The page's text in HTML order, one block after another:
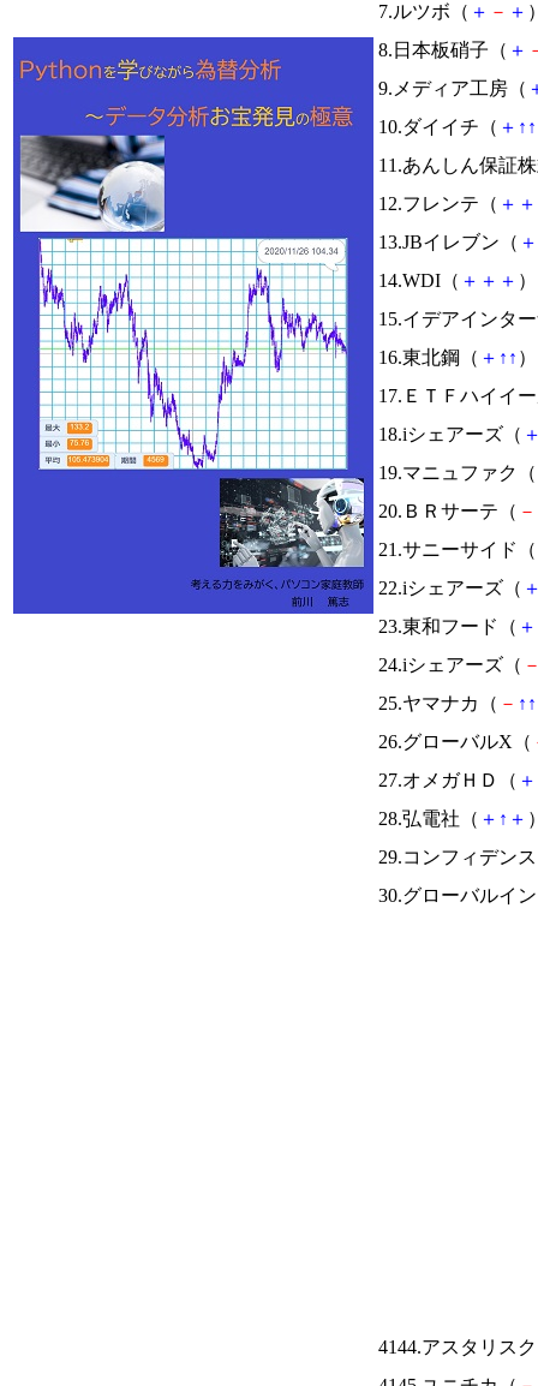
7.ルツボ（ ＋ － ＋
8.日本板硝子（ ＋
9.メディア工房（
10.ダイイチ（ ＋ ↑ ↑
11.あんしん保証
12.フレンテ（ ＋ ＋
13.JBイレブン（ ＋
14.WDI（ ＋ ＋ ＋
15.イデアインタ
16.東北鋼（ ＋ ↑ ↑
17.ＥＴＦハイイ
18.iシェアーズ（
19.マニュファク（
20.ＢＲサーテ（ －
21.サニーサイド（
22.iシェアーズ（
23.東和フード（ ＋
24.iシェアーズ（
25.ヤマナカ（ － ↑ ↑
26.グローバルX（
27.オメガＨＤ（ ＋
28.弘電社（ ＋ ↑ ＋
29.コンフィデン
30.グローバルイ
4144.アスタリス